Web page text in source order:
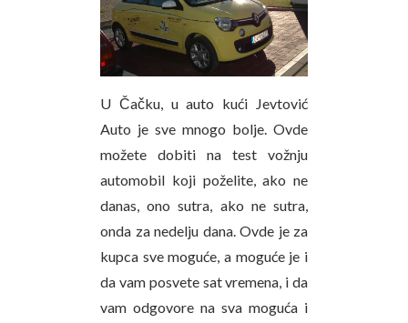
U Čačku, u auto kući Jevtović
Auto je sve mnogo bolje. Ovde
možete dobiti na test vožnju
automobil koji poželite, ako ne
danas, ono sutra, ako ne sutra,
onda za nedelju dana. Ovde je za
kupca sve moguće, a moguće je i
da vam posvete sat vremena, i da
vam odgovore na sva moguća i